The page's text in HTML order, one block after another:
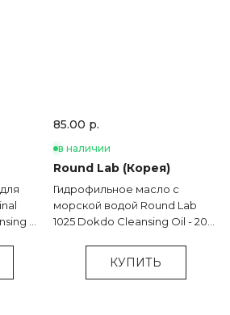
Oil
85.00 р.
в наличии
Round Lab (Корея)
Гидрофильное масло с
морской водой Round Lab
1025 Dokdo Cleansing Oil - 200
КУПИТЬ